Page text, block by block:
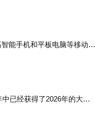
能手机和平板电脑等移动设
已经获得了2026年的大部